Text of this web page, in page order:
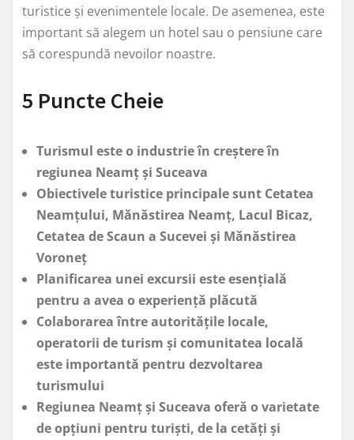
turistice și evenimentele locale. De asemenea, este
important să alegem un hotel sau o pensiune care
să corespundă nevoilor noastre.
5 Puncte Cheie
Turismul este o industrie în creștere în
regiunea Neamț și Suceava
Obiectivele turistice principale sunt Cetatea
Neamțului, Mănăstirea Neamț, Lacul Bicaz,
Cetatea de Scaun a Sucevei și Mănăstirea
Voroneț
Planificarea unei excursii este esențială
pentru a avea o experiență plăcută
Colaborarea între autoritățile locale,
operatorii de turism și comunitatea locală
este importantă pentru dezvoltarea
turismului
Regiunea Neamț și Suceava oferă o varietate
de opțiuni pentru turiști, de la cetăți și